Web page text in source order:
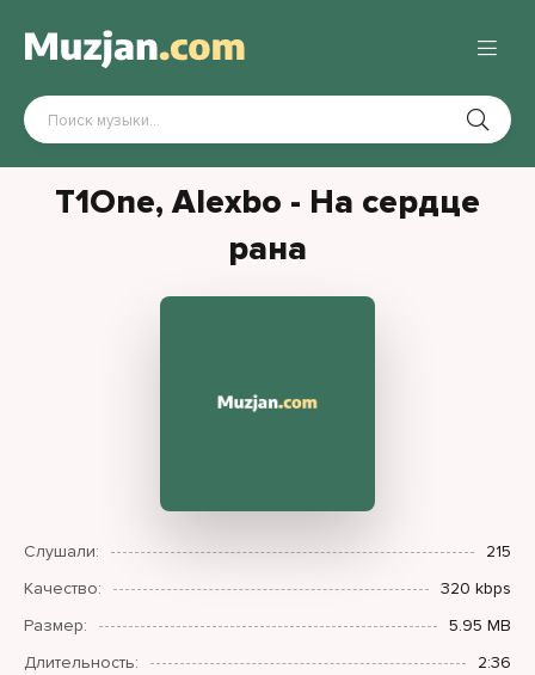
T1One, Alexbo - На сердце
рана
Слушали:
215
Качество:
320 kbps
Размер:
5.95 MB
Длительность:
2:36